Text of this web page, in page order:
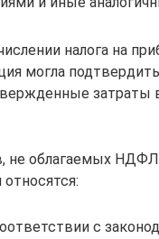
налога на
могла
затраты
не облагаемых
с